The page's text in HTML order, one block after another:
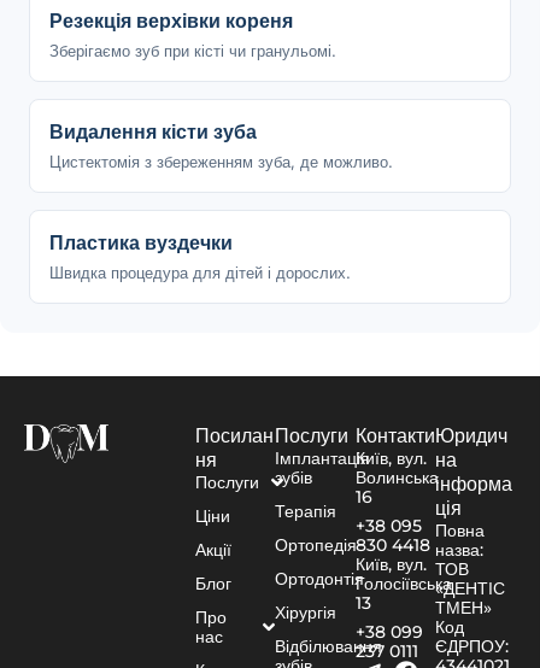
Резекція верхівки кореня
Зберігаємо зуб при кісті чи гранульомі.
Видалення кісти зуба
Цистектомія з збереженням зуба, де можливо.
Пластика вуздечки
Швидка процедура для дітей і дорослих.
Посилан
ня
Послуги
Ціни
Акції
Блог
Про
нас
Послуги
Імплантація
зубів
Терапія
Ортопедія
Ортодонтія
Хірургія
Відбілювання
Контакти
Київ, вул.
Волинська
16
+38 095
830 4418
Київ, вул.
Голосіївська
13
+38 099
237 0111
Юридич
на
інформа
ція
Повна
назва:
ТОВ
«ДЕНТІС
ТМЕН»
Код
ЄДРПОУ: